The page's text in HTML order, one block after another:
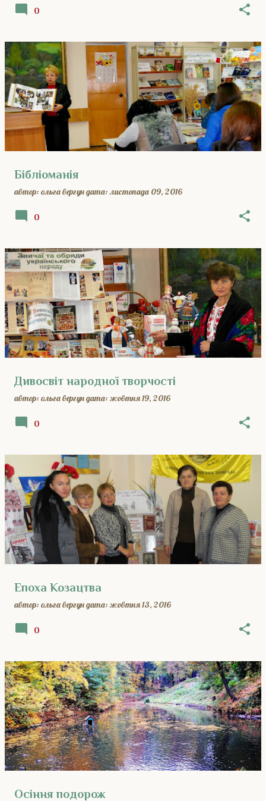
0
Бібліоманія
автор: ольга вергундата:листопада 09, 2016
0
Дивосвіт народної творчості
автор: ольга вергундата: жовтня 19, 2016
0
Епоха Козацтва
автор: ольга вергундата: жовтня 13, 2016
0
Осіння подорож